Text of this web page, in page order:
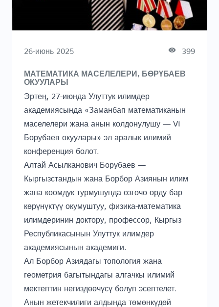
26-июнь 2025 399
МАТЕМАТИКА МАСЕЛЕЛЕРИ, БӨРҮБАЕВ
ОКУУЛАРЫ
Эртең, 27-июнда Улуттук илимдер
академиясында «Заманбап математиканын
маселелери жана анын колдонулушу — VI
Борубаев окуулары» эл аралык илимий
конференция болот.
Алтай Асылканович Борубаев —
Кыргызстандын жана Борбор Азиянын илим
жана коомдук турмушунда өзгөчө орду бар
көрүнүктүү окумуштуу, физика-математика
илимдеринин доктору, профессор, Кыргыз
Республикасынын Улуттук илимдер
академиясынын академиги.
Ал Борбор Азиядагы топология жана
геометрия багытындагы алгачкы илимий
мектептин негиздөөчүсү болуп эсептелет.
Анын жетекчилиги алдында төмөнкүдөй